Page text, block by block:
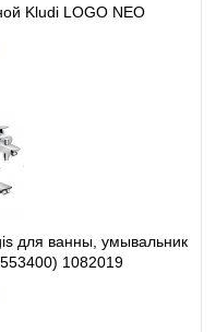
Kludi LOGO NEO
для ванны, умывальник
1082019